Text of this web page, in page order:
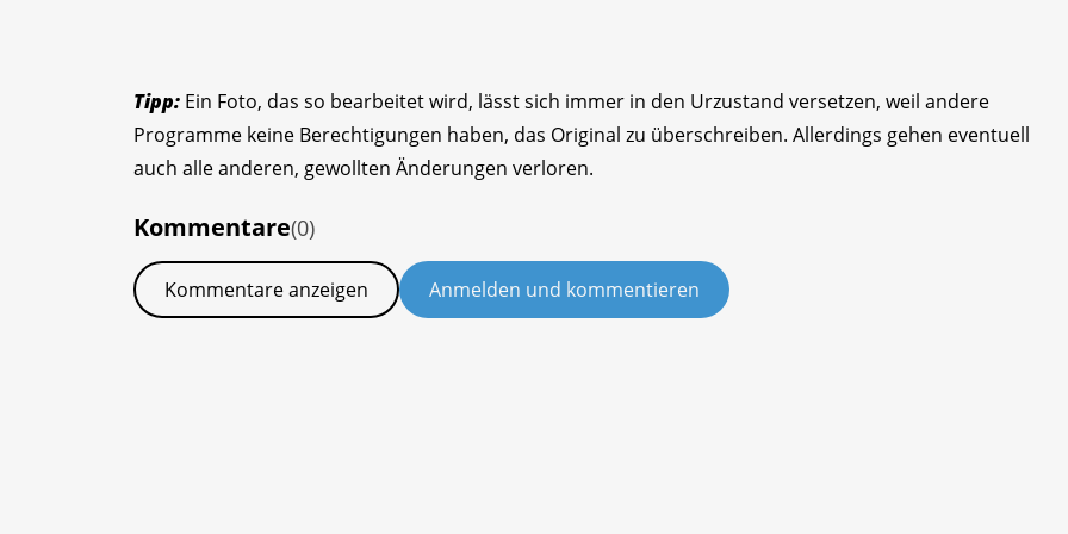
Tipp: Ein Foto, das so bearbeitet wird, lässt sich immer in den Urzustand versetzen, weil andere
Programme keine Berechtigungen haben, das Original zu überschreiben. Allerdings gehen eventuell
auch alle anderen, gewollten Änderungen verloren.
Kommentare(0)
Kommentare anzeigen Anmelden und kommentieren